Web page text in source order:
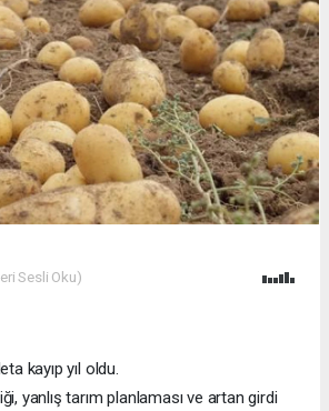
Sesli Oku)
kayıp yıl oldu.
yanlış tarım planlaması ve artan girdi